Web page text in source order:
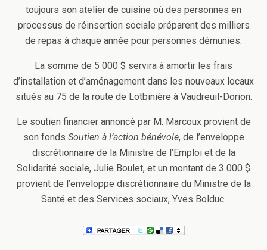
toujours son atelier de cuisine où des personnes en
processus de réinsertion sociale préparent des milliers
de repas à chaque année pour personnes démunies.
La somme de 5 000 $ servira à amortir les frais
d’installation et d’aménagement dans les nouveaux locaux
situés au 75 de la route de Lotbinière à Vaudreuil-Dorion.
Le soutien financier annoncé par M. Marcoux provient de
son fonds Soutien à l’action bénévole, de l’enveloppe
discrétionnaire de la Ministre de l’Emploi et de la
Solidarité sociale, Julie Boulet, et un montant de 3 000 $
provient de l’enveloppe discrétionnaire du Ministre de la
Santé et des Services sociaux, Yves Bolduc.